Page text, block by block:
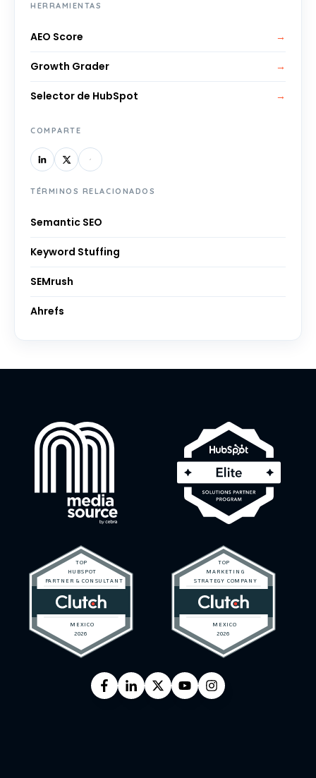
HERRAMIENTAS
AEO Score →
Growth Grader →
Selector de HubSpot →
COMPARTE
TÉRMINOS RELACIONADOS
Semantic SEO
Keyword Stuffing
SEMrush
Ahrefs